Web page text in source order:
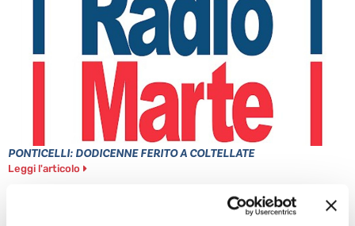
PONTICELLI: DODICENNE FERITO A COLTELLATE
Leggi l'articolo